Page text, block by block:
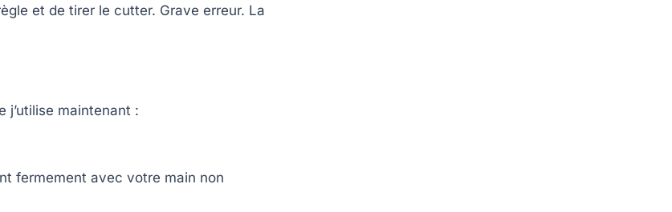
et de tirer le cutter. Grave erreur. La
j’utilise maintenant :
fermement avec votre main non